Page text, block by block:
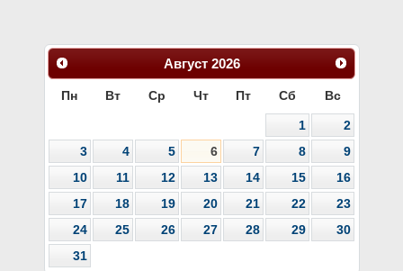
Август 2026
Пн Вт Ср Чт Пт Сб Вс
1
2
3
4 5 6 7 8
9
10
11 12 13 14 15
16
17
18 19 20 21 22
23
24
25 26 27 28 29
30
31